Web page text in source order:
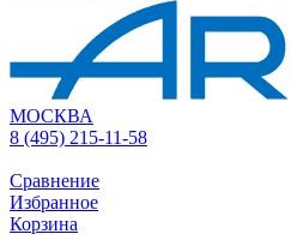
МОСКВА
8 (495) 215-11-58
Сравнение
Избранное
Корзина